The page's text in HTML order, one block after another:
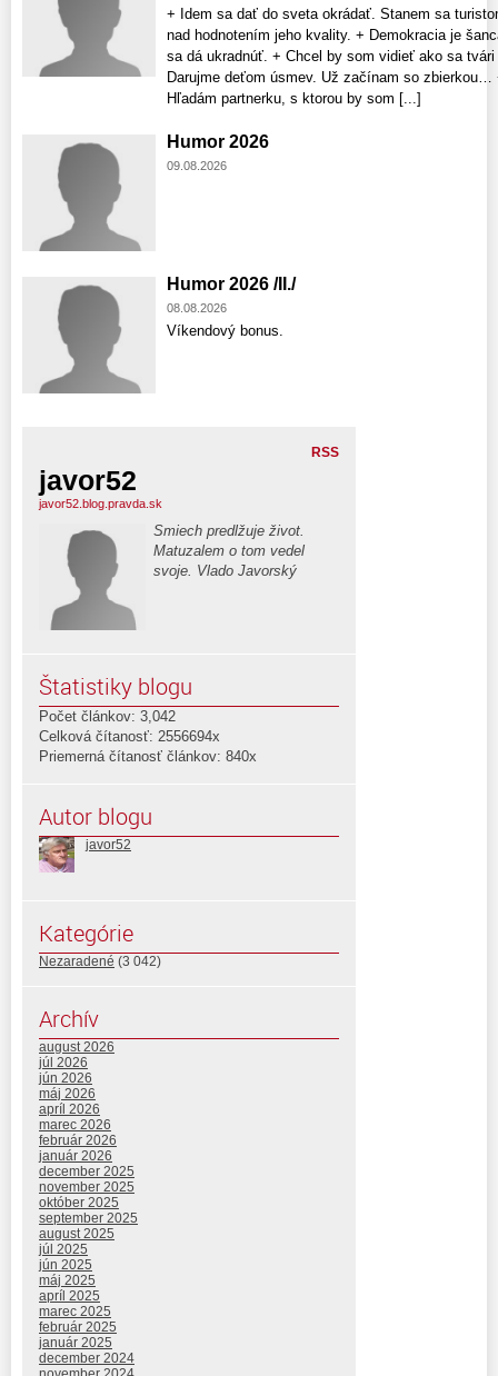
+ Idem sa dať do sveta okrádať. Stanem sa
nad hodnotením jeho kvality. + Demokracia je
sa dá ukradnúť. + Chcel by som vidieť ako sa
Darujme deťom úsmev. Už začínam so
Hľadám partnerku, s ktorou by som [...]
Humor 2026
09.08.2026
Humor 2026 /II./
08.08.2026
Víkendový bonus.
RSS
javor52
javor52.blog.pravda.sk
Smiech predlžuje život.
Matuzalem o tom vedel
svoje. Vlado Javorský
Štatistiky blogu
Počet článkov: 3,042
Celková čítanosť: 2556694x
Priemerná čítanosť článkov: 840x
Autor blogu
javor52
Kategórie
Nezaradené (3 042)
Archív
august 2026
júl 2026
jún 2026
máj 2026
apríl 2026
marec 2026
február 2026
január 2026
december 2025
november 2025
október 2025
september 2025
august 2025
júl 2025
jún 2025
máj 2025
apríl 2025
marec 2025
február 2025
január 2025
december 2024